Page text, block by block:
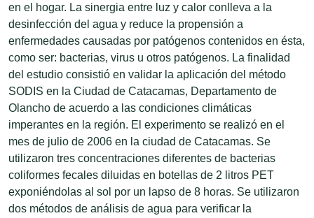
en el hogar. La sinergia entre luz y calor conlleva a la
desinfección del agua y reduce la propensión a
enfermedades causadas por patógenos contenidos en ésta,
como ser: bacterias, virus u otros patógenos. La finalidad
del estudio consistió en validar la aplicación del método
SODIS en la Ciudad de Catacamas, Departamento de
Olancho de acuerdo a las condiciones climáticas
imperantes en la región. El experimento se realizó en el
mes de julio de 2006 en la ciudad de Catacamas. Se
utilizaron tres concentraciones diferentes de bacterias
coliformes fecales diluidas en botellas de 2 litros PET
exponiéndolas al sol por un lapso de 8 horas. Se utilizaron
dos métodos de análisis de agua para verificar la